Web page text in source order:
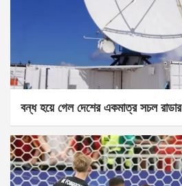
বন্ধ হয়ে গেল দেশের একমাত্র সচল রাডার